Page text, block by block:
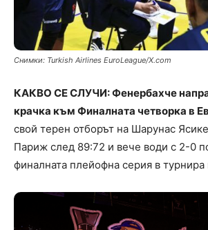
Снимки: Turkish Airlines EuroLeague/X.com
КАКВО СЕ СЛУЧИ: Фенербахче
крачка към Финалната четворка в
свой терен отборът на Шарунас
Париж след 89:72 и вече води с 2-0
финалната плейофна серия в турнира